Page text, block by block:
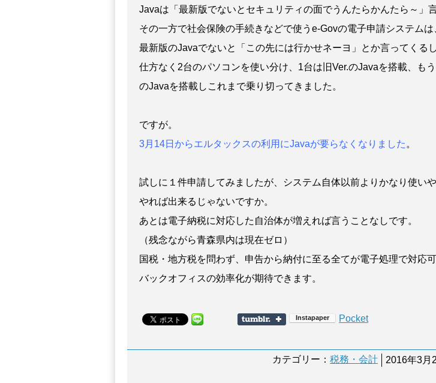
Javaは「最新版でないとセキュリティの面でうんたらかんたら～」
その一方で社会保険の手続きなどで使うe-Govの電子申請システムは
最新版のJavaでないと「この先には行かせネーヨ」とか言ってくるし
仕方なく2台のパソコンを使い分け、1台は旧Ver.のJavaを搭載、も
のJavaを搭載しこれまで乗り切ってきました。
ですが。
3月14日からエルタックスの利用にJavaが要らなくなりました 。
試しに１件申請してみましたが、システム自体以前よりかなり使いや
やれば出来るじゃないですか。
あとは電子納税に対応した自治体が増えれば言うことなしです。
（残念ながら青森県内は現在ゼロ）
国税・地方税を問わず、申告から納付に至る全てが電子処理で対応可
バックオフィスの効率化が期待できます。
Pocket
2016年3月
カテゴリー： 税務・会計